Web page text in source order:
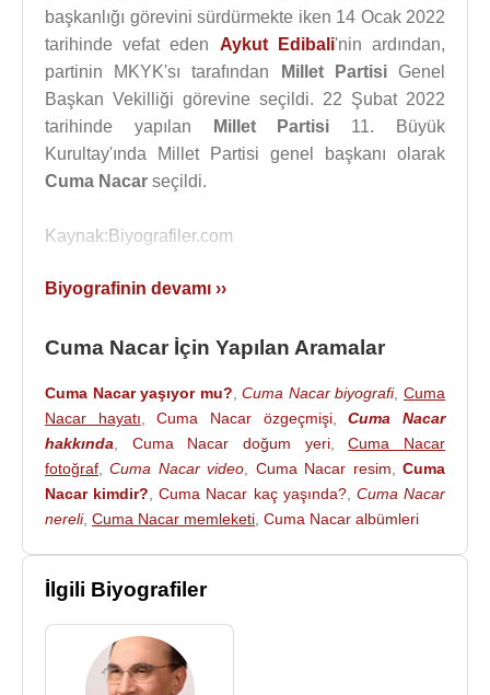
başkanlığı görevini sürdürmekte iken 14 Ocak 2022
tarihinde vefat eden Aykut Edibali'nin ardından,
partinin MKYK'sı tarafından
Millet PartisiGenel
Başkan Vekilliği görevine seçildi. 22 Şubat 2022
tarihinde yapılan
Millet Partisi 11. Büyük
Kurultay'ında Millet Partisi genel başkanı olarak
Cuma Nacar seçildi.
Kaynak:Biyografiler.com
Biyografinin devamı ››
Cuma Nacar İçin Yapılan Aramalar
Cuma Nacar yaşıyor mu? ,Cuma Nacar biyografi,Cuma
Nacar hayatı ,Cuma Nacar özgeçmişi,Cuma Nacar
hakkında
Cuma Nacar doğum yeri,Cuma Nacar
fotoğraf ,Cuma Nacar video Cuma Nacar resim ,Cuma
Nacar kimdir? ,Cuma Nacar kaç yaşında?, Cuma Nacar
nereli, Cuma Nacar memleketi Cuma Nacar albümleri
İlgili Biyografiler